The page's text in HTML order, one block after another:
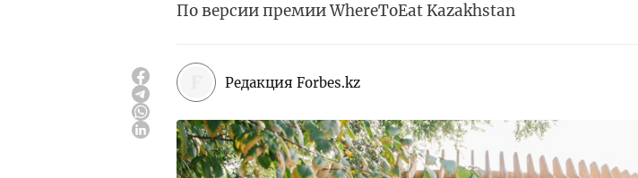
По версии премии WhereToEat Kazakhstan
Редакция Forbes.kz